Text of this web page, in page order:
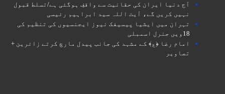
آج دنیا ایران کی حقانیت سے واقفِ ہوگئی ہے/تسلط قبول
نہیں کریں گے، آیت اللہ سید ابراہیم رئیسی
تہران میں ایشیا پیسیفک نیوز ایجنسیوں کی تنظیم کی
18ویں جنرل اسمبلی
امام رضا ﴿ع﴾ کے مشہد کی جانب پیدل مارچ کرتے زائرین +
تصاویر